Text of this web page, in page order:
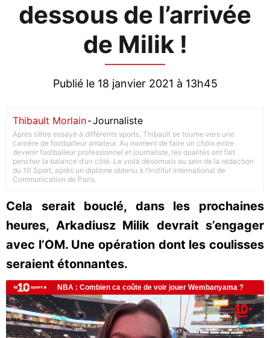
dessous de l’arrivée
de Milik !
Publié le 18 janvier 2021 à 13h45
Thibault Morlain-Journaliste
Après s’être essayé à différents sports, Thibault se tourne vers une
carrière de footballeur amateur. Au moment de faire un choix entre
devenir footballeur professionnel et journaliste, les qualités ont fait
pencher la balance d’un côté. Le voilà désormais au sein de la rédaction
du 10 Sport, après un diplôme obtenu à l’Institut International de
Communication de Paris.
Cela serait bouclé, dans les prochaines
heures, Arkadiusz Milik devrait s’engager
avec l’OM. Une opération dont les coulisses
seraient étonnantes.